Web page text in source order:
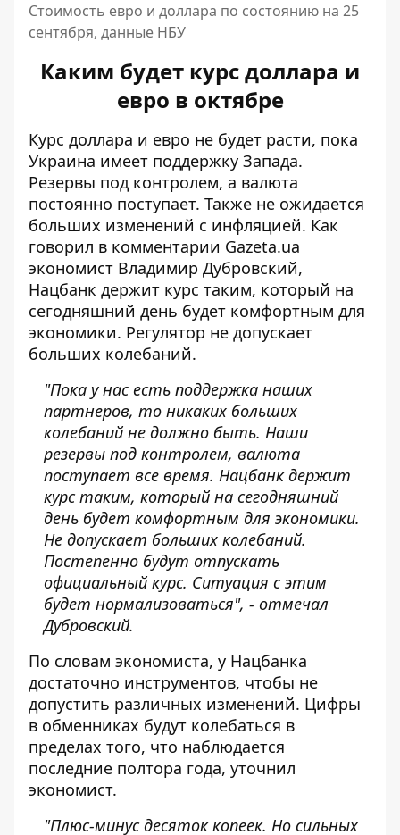
Стоимость евро и доллара по состоянию на 25
сентября, данные НБУ
Каким будет курс доллара и
евро в октябре
Курс доллара и евро не будет расти, пока
Украина имеет поддержку Запада.
Резервы под контролем, а валюта
постоянно поступает. Также не ожидается
больших изменений с инфляцией. Как
говорил в комментарии Gazeta.ua
экономист Владимир Дубровский,
Нацбанк держит курс таким, который на
сегодняшний день будет комфортным для
экономики. Регулятор не допускает
больших колебаний.
"Пока у нас есть поддержка наших
партнеров, то никаких больших
колебаний не должно быть. Наши
резервы под контролем, валюта
поступает все время. Нацбанк держит
курс таким, который на сегодняшний
день будет комфортным для экономики.
Не допускает больших колебаний.
Постепенно будут отпускать
официальный курс. Ситуация с этим
будет нормализоваться", - отмечал
Дубровский.
По словам экономиста, у Нацбанка
достаточно инструментов, чтобы не
допустить различных изменений. Цифры
в обменниках будут колебаться в
пределах того, что наблюдается
последние полтора года, уточнил
экономист.
"Плюс-минус десяток копеек. Но сильных